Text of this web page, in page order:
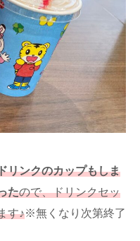
リンクのカップもしま
たので、ドリンクセッ
す♪※無くなり次第終了